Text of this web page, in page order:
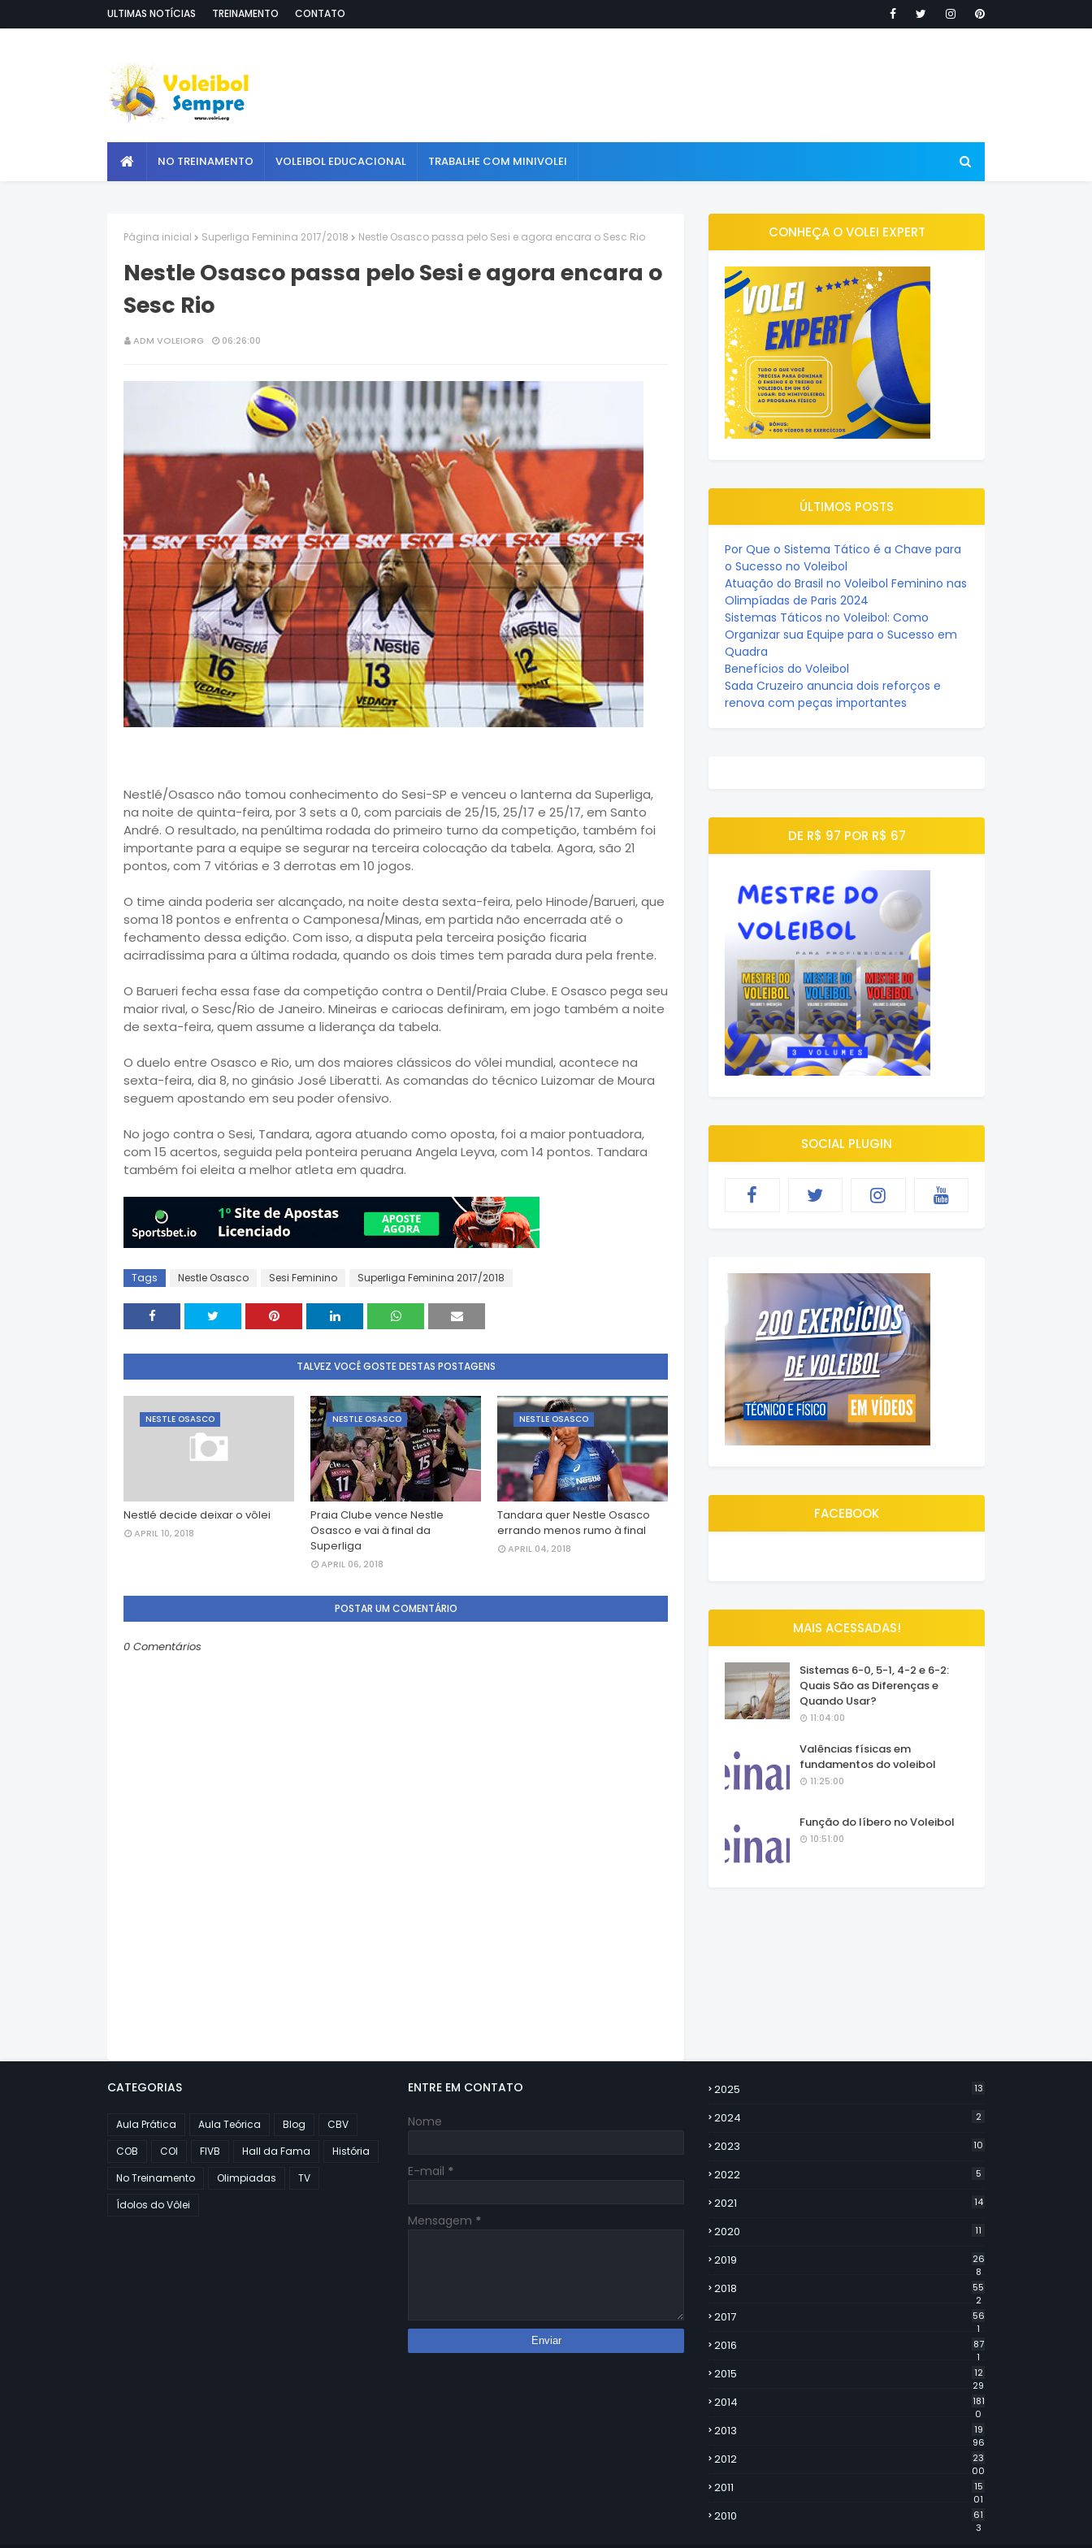
ULTIMAS NOTÍCIAS TREINAMENTO CONTATO
NO TREINAMENTO VOLEIBOL EDUCACIONAL TRABALHE COM MINIVOLEI
Página inicial Superliga Feminina 2017/2018 Nestle Osasco passa pelo Sesi e agora encara o Sesc Rio
Nestle Osasco passa pelo Sesi e agora encara o
Sesc Rio
ADM VOLEIORG 06:26:00
Nestlé/Osasco não tomou conhecimento do Sesi-SP e venceu o lanterna da Superliga,
na noite de quinta-feira, por 3 sets a 0, com parciais de 25/15, 25/17 e 25/17, em Santo
André. O resultado, na penúltima rodada do primeiro turno da competição, também foi
importante para a equipe se segurar na terceira colocação da tabela. Agora, são 21
pontos, com 7 vitórias e 3 derrotas em 10 jogos.
O time ainda poderia ser alcançado, na noite desta sexta-feira, pelo Hinode/Barueri, que
soma 18 pontos e enfrenta o Camponesa/Minas, em partida não encerrada até o
fechamento dessa edição. Com isso, a disputa pela terceira posição ficaria
acirradíssima para a última rodada, quando os dois times tem parada dura pela frente.
O Barueri fecha essa fase da competição contra o Dentil/Praia Clube. E Osasco pega seu
maior rival, o Sesc/Rio de Janeiro. Mineiras e cariocas definiram, em jogo também a noite
de sexta-feira, quem assume a liderança da tabela.
O duelo entre Osasco e Rio, um dos maiores clássicos do vôlei mundial, acontece na
sexta-feira, dia 8, no ginásio José Liberatti. As comandas do técnico Luizomar de Moura
seguem apostando em seu poder ofensivo.
No jogo contra o Sesi, Tandara, agora atuando como oposta, foi a maior pontuadora,
com 15 acertos, seguida pela ponteira peruana Angela Leyva, com 14 pontos. Tandara
também foi eleita a melhor atleta em quadra.
Tags Nestle Osasco Sesi Feminino Superliga Feminina 2017/2018
TALVEZ VOCÊ GOSTE DESTAS POSTAGENS
NESTLE OSASCO
Nestlé decide deixar o vôlei
APRIL 10, 2018
NESTLE OSASCO
Praia Clube vence Nestle
Osasco e vai à final da
Superliga
APRIL 06, 2018
NESTLE OSASCO
Tandara quer Nestle Osasco
errando menos rumo à final
APRIL 04, 2018
POSTAR UM COMENTÁRIO
0 Comentários
CONHEÇA O VOLEI EXPERT
ÚLTIMOS POSTS
Por Que o Sistema Tático é a Chave para
o Sucesso no Voleibol
Atuação do Brasil no Voleibol Feminino nas
Olimpíadas de Paris 2024
Sistemas Táticos no Voleibol: Como
Organizar sua Equipe para o Sucesso em
Quadra
Benefícios do Voleibol
Sada Cruzeiro anuncia dois reforços e
renova com peças importantes
DE R$ 97 POR R$ 67
SOCIAL PLUGIN
FACEBOOK
MAIS ACESSADAS!
Sistemas 6-0, 5-1, 4-2 e 6-2:
Quais São as Diferenças e
Quando Usar?
11:04:00
Valências físicas em
fundamentos do voleibol
11:25:00
Função do líbero no Voleibol
10:51:00
CATEGORIAS
Aula Prática Aula Teórica Blog
CBV
COB
COI FIVB Hall da Fama
História
No Treinamento
Olimpiadas
TV
Ídolos do Vôlei
ENTRE EM CONTATO
Nome
E-mail *
Mensagem *
2025 13
2024 2
2023 10
2022 5
2021 14
2020 11
2019
26
8
2018
55
2
2017
56
1
2016
87
1
2015
12
29
2014
181
0
2013
19
96
2012
23
00
2011
15
01
2010
61
3